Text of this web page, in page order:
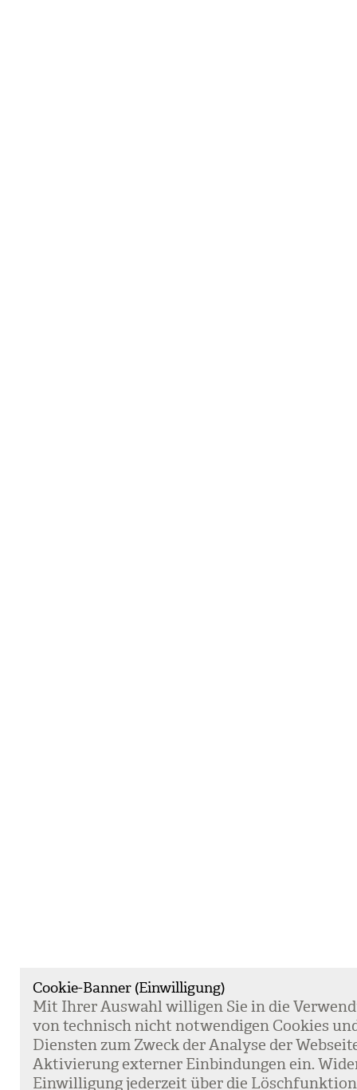
Cookie-Banner (Einwilligung)
Mit Ihrer Aus­wahl wil­li­gen Sie in die
von tech­nisch nicht not­wen­di­gen Coo­kies
Diens­ten zum Zweck der Ana­lyse der
Akti­vie­rung exter­ner Ein­bin­dun­gen ein.
Ein­wil­li­gung jeder­zeit über die